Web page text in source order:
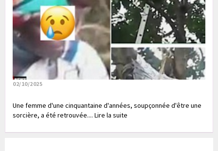
02/10/2025
Une femme d'une cinquantaine d'années, soupçonnée d'être une
sorcière, a été retrouvée.... Lire la suite